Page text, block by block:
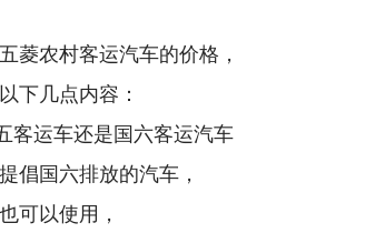
菱农村客运汽车的价格，
下几点内容：
客运车还是国六客运汽车
倡国六排放的汽车，
可以使用，